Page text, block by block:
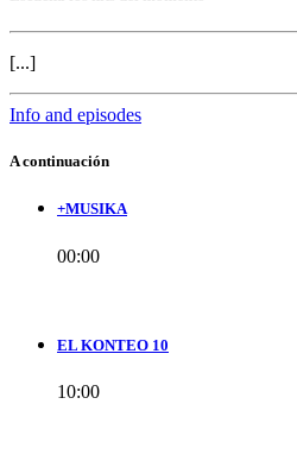
[...]
Info and episodes
A continuación
+MUSIKA
00:00
EL KONTEO 10
10:00